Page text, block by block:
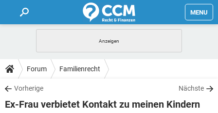
MENU
FORUM
TIPPS
Forum Familienrecht
Vorherige Nächste
Ex-Frau verbietet Kontakt zu meinen Kindern